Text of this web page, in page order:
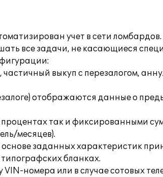
учет в сети
все задачи, не касающиеся
выкуп с перезалогом,
отображаются данные о
так и фиксированными
месяцев).
заданных характеристик
бланках.
номера или в случае сотовых